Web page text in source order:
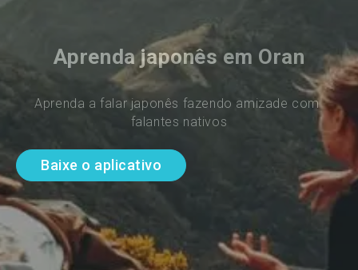
Aprenda japonês em Oran
Aprenda a falar japonês fazendo amizade com
falantes nativos
Baixe o aplicativo